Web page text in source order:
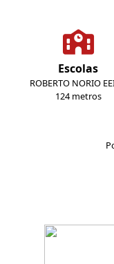
Escolas
ROBERTO NORIO
124 metros